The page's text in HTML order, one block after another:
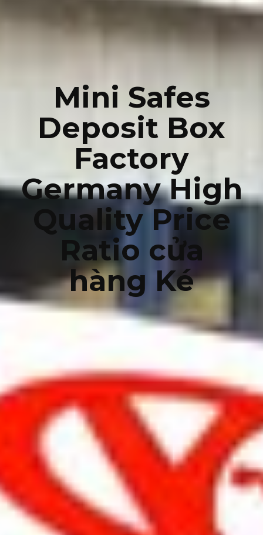
Mini Safes
Deposit Box
Factory
Germany High
Quality Price
Ratio cửa
hàng Ké